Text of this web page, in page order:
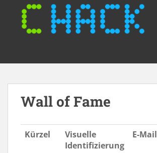
o
Wall of Fame
Kürzel
Visuelle
Identifizierung
E-Mail